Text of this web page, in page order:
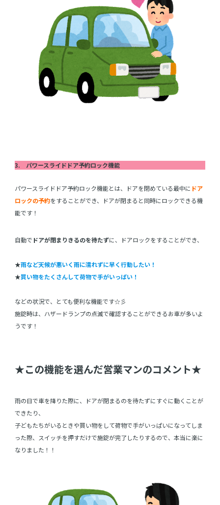
3. パワースライドドア予約ロック機能
パワースライドドア予約ロック機能とは、ドアを閉めている最中に ドア
ロックの予約をすることができ、ドアが閉まると同時にロックできる機
能です！
自動で ドアが閉まりきるのを待たずに、ドアロックをすることができ、
★雨など天候が悪いく雨に濡れずに早く行動したい！
★買い物をたくさんして荷物で手がいっぱい！
などの状況で、とても便利な機能です☆彡
施錠時は、ハザードランプの点滅で確認することができるお車が多いよ
うです！
★この機能を選んだ営業マンのコメント★
雨の日で車を降りた際に、ドアが閉まるのを待たずにすぐに動くことが
できたり、
子どもたちがいるときや買い物をして荷物で手がいっぱいになってしま
った際、スイッチを押すだけで施錠が完了したりするので、本当に楽に
なりました！！